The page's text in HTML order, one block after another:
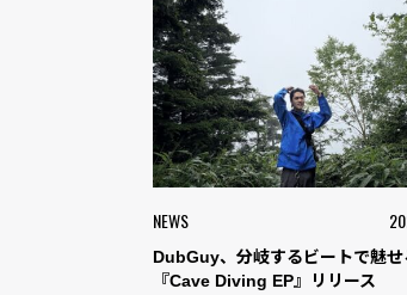
NEWS
DubGuy、分岐するビートで魅せ
『Cave Diving EP』リリース